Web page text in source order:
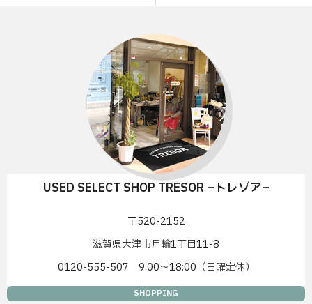
USED SELECT SHOP TRESOR –トレゾア–
〒520-2152
滋賀県大津市月輪1丁目11-8
0120-555-507 9:00〜18:00（日曜定休）
SHOPPING